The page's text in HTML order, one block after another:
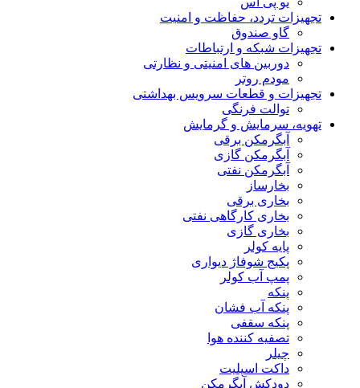
تجهیزات تردد، حفاظت و امنیت
گاو صندوق
تجهیزات شبکه و ارتباطات
دوربین های امنیتی و نظارتی
مودم روتر
تجهیزات و قطعات سرویس بهداشتی
توالت فرنگی
تهویه، سرمایش و گرمایش
آبگرمکن برقی
آبگرمکن گازی
آبگرمکن نفتی
بخارساز
بخاری برقی
بخاری کارگاهی نفتی
بخاری گازی
پایه کولر
پکیج شوفاژ دیواری
پمپ آب کولر
پنکه
پنکه آب فشان
پنکه سقفی
تصفیه کننده هوا
چیلر
داکت اسپلیت
دودکش آبگرمکن